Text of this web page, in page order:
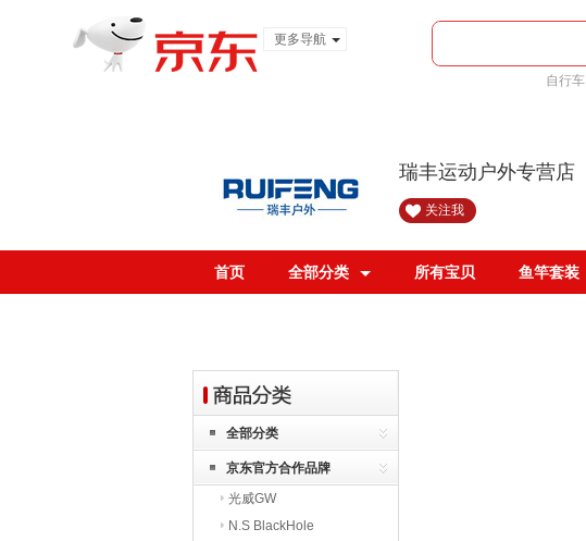
更多导航
自行车
瑞丰运动户外专营店
关注我
首页 全部分类 所有宝贝 鱼竿套装
全部分类
京东官方合作品牌
光威GW
N.S BlackHole